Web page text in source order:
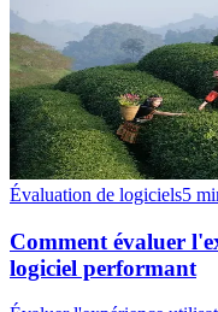
Évaluation de logiciels5
Comment évaluer
logiciel performant